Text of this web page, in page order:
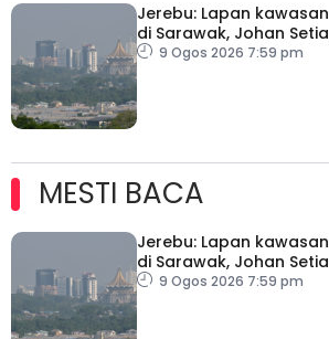
Jerebu: Lapan kawasan
di Sarawak, Johan Setia
di Selangor catat IPU
9 Ogos 2026 7:59 pm
MESTI BACA
Jerebu: Lapan kawasan
di Sarawak, Johan Setia
di Selangor catat IPU
9 Ogos 2026 7:59 pm